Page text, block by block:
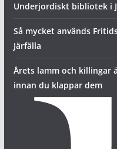
Underjordiskt bibliotek i
Så mycket används
Järfälla
Årets lamm och killingar
innan du klappar dem